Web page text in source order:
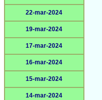
22-mar-2024
19-mar-2024
17-mar-2024
16-mar-2024
15-mar-2024
14-mar-2024